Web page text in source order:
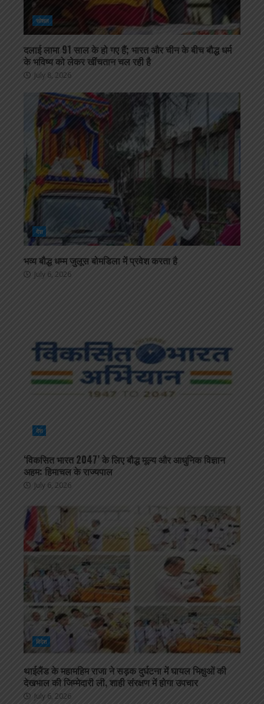
सोशल
दलाई लामा 91 साल के हो गए हैं; भारत और चीन के बीच बौद्ध धर्म
के भविष्य को लेकर खींचतान चल रही है
July 8, 2026
देश
भव्य बौद्ध धम्म जुलूस बोमडिला में प्रवेश करता है
July 6, 2026
देश
‘विकसित भारत 2047’ के लिए बौद्ध मूल्य और आधुनिक विज्ञान
अहम: हिमाचल के राज्यपाल
July 6, 2026
विदेश
थाईलैंड के महामहिम राजा ने सड़क दुर्घटना में घायल भिक्षुओं की
देखभाल की जिम्मेदारी ली, शाही संरक्षण में होगा उपचार
July 6, 2026